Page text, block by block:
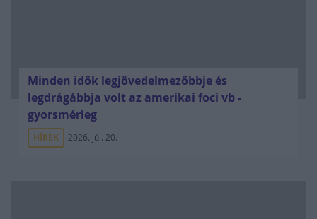
Minden idők legjövedelmezőbbje és
legdrágábbja volt az amerikai foci vb -
gyorsmérleg
HÍREK 2026. júl. 20.